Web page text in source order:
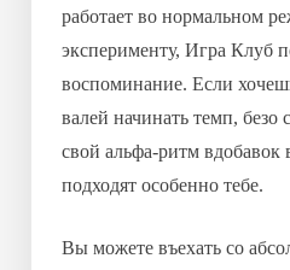
работает во нормальном
эксперименту, Игра Клуб
воспоминание. Если
валей начинать темп,
свой альфа-ритм вдобавок
подходят особенно тебе.
Вы можете въехать со